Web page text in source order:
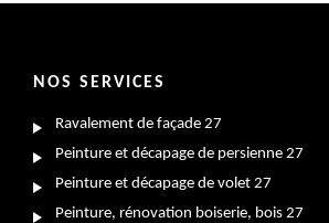
NOS SERVICES
Ravalement de façade 27
Peinture et décapage de persienne 27
Peinture et décapage de volet 27
Peinture, rénovation boiserie, bois 27